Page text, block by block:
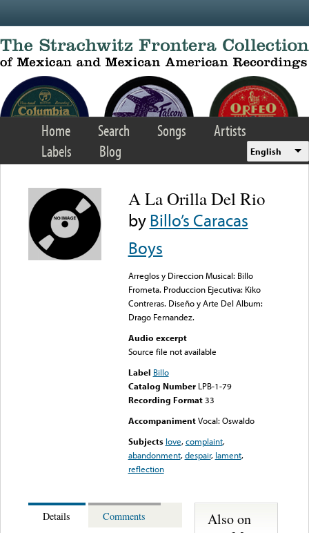
Home Search Songs
Artists
Labels
Blog English
A La Orilla Del Rio
byBillo’s Caracas
Boys
Arreglos y Direccion Musical: Billo
Frometa. Produccion Ejecutiva: Kiko
Contreras. Diseño y Arte Del Album:
Drago Fernandez.
Audio excerpt
Source file not available
Label Billo
Catalog Number LPB-1-79
Recording Format33
Accompaniment Vocal: Oswaldo
Subjects love,complaint,
abandonment,despair, lament,
reflection
Details Comments
Also on